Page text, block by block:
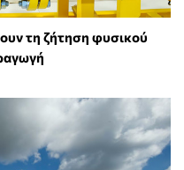
τη ζήτηση φυσικού